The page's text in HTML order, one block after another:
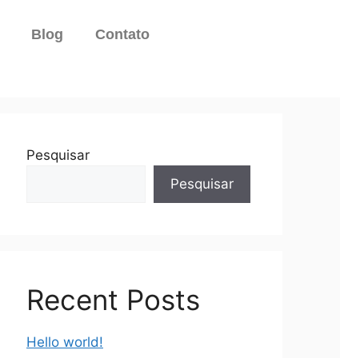
Blog Contato
Pesquisar
Pesquisar
Recent Posts
Hello world!